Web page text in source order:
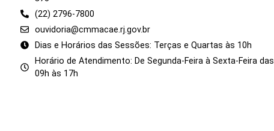
(22) 2796-7800
ouvidoria@cmmacae.rj.gov.br
Dias e Horários das Sessões: Terças e Quartas às 10h
Horário de Atendimento: De Segunda-Feira à Sexta-Feira das
09h às 17h